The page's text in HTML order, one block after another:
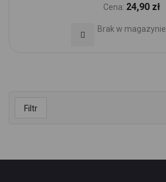
Cena: 24,90 zł
Brak w magazynie
Dodaj do Ulubionych
Filtr